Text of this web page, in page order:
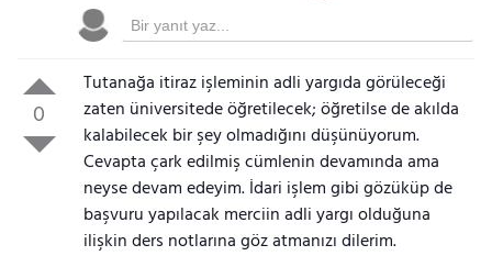
0
Tutanağa itiraz işleminin adli yargıda görüleceği
zaten üniversitede öğretilecek; öğretilse de akılda
kalabilecek bir şey olmadığını düşünüyorum.
Cevapta çark edilmiş cümlenin devamında ama
neyse devam edeyim. İdari işlem gibi gözüküp de
başvuru yapılacak merciin adli yargı olduğuna
ilişkin ders notlarına göz atmanızı dilerim.